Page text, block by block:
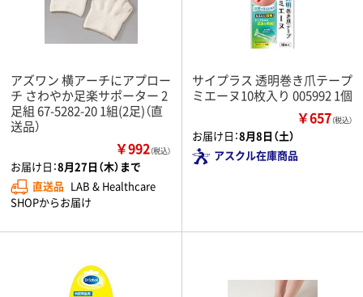
アズワン 横アーチにアプロー
チ さわやか足楽サポーター 2
足組 67-5282-20 1組(2足)（直
送品）
￥992（税込）
お届け日：8月27日（木）まで
直送品 LAB & Healthcare
SHOPからお届け
サイプラス 透明巻き爪テープ
ミエーヌ10枚入り 005992 1個
￥657（税込）
お届け日：8月8日（土）
アスクル在庫商品